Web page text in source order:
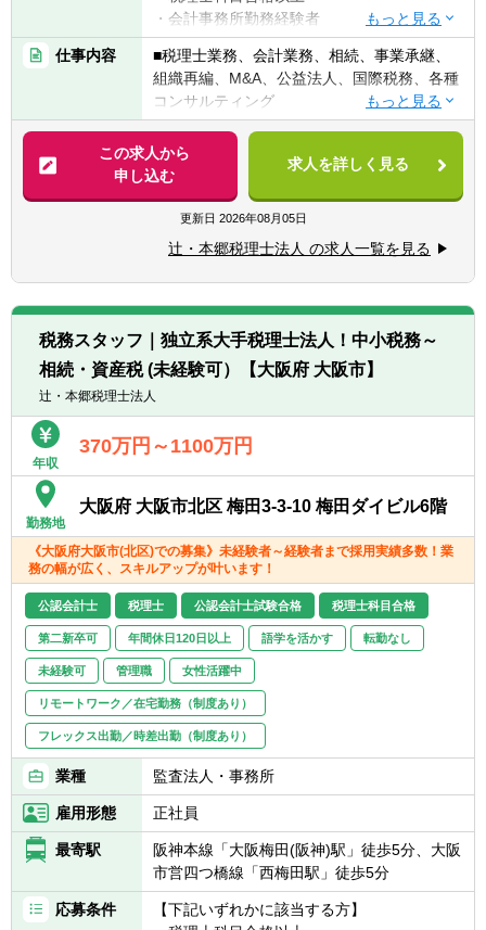
・会計事務所勤務経験者
・公認会計士（監査経験1年以上ある方)※税
務業務未経験会計士の方も歓迎いたしま
す！！
・普通自動車免許
【求める人物像】
■税務・会計にとどまらず、総合的な観点か
ら経営コンサルティングに携りたい方
■経験・能力をフルに発揮できる環境で働き
【部署異動について】
■フリーエージェント制度
・年に2回上司を通さずに直接人事へ依頼を
出すことが可能です。
・希望が通る確率はおおよそ約60％程度で
・また、全国に拠点があるため、ご家庭の事
情によって比較的自由に変更することが可能
です。
仕事内容
■税理士業務、会計業務、相続、事業承継、
組織再編、M&A、公益法人、国際税務、各種
コンサルティング
【法人全体の特色】
■業界トップレベルの規模でお客様に対して
サービス提供しています。
■チーム連携：税理士、公認会計士、中小企
業診断士など、税務・会計に関わる様々な分
野のエキスパートが集結し、案件によって
は、互いにチームを組んで業務を進めること
があります。
■広範囲な取扱業務
一般企業をはじめ、医療法人、公益法人、社
会福祉法人、地方公共団体、海外法人、個人
と幅広いお客様に対して、税務・会計サービ
スを提供しています。
この求人から
申し込む
求人を詳しく見る
更新日 2026年08月05日
辻・本郷税理士法人 の求人一覧を見る
税務スタッフ｜独立系大手税理士法人！中小税務～
相続・資産税 (未経験可）【大阪府 大阪市】
辻・本郷税理士法人
年収
370万円～1100万円
勤務地
大阪府 大阪市北区 梅田3-3-10 梅田ダイビル6階
《大阪府大阪市(北区)での募集》未経験者～経験者まで採用実績多数！業
務の幅が広く、スキルアップが叶います！
公認会計士 税理士 公認会計士試験合格 税理士科目合格
第二新卒可 年間休日120日以上 語学を活かす 転勤なし
未経験可 管理職 女性活躍中
リモートワーク／在宅勤務（制度あり）
フレックス出勤／時差出勤（制度あり）
業種 監査法人・事務所
雇用形態 正社員
最寄駅
阪神本線「大阪梅田(阪神)駅」徒歩5分、大阪
市営四つ橋線「西梅田駅」徒歩5分
応募条件
【下記いずれかに該当する方】